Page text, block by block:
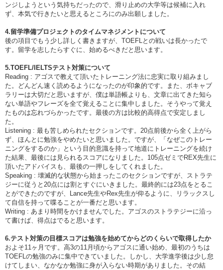
ンジしようという気持ちだったので、滑り止めの大学等は候補に入れ
ず、本気で行きたいと思えるところにのみ出願しました。
4.留学準備プロジェクトのタイムマネジメントについて
後の項目でもう少し詳しく書きますが、TOEFLとの戦いは長かったで
す。留学を志したらすぐに、始めるべきだと思います。
5.TOEFL/IELTSテスト対策について
Reading : アゴスで教えて頂いたトレーニング法に忠実に取り組みまし
た。どんどん速く読めるようになったのが印象的です。また、ボキャブ
ラリーは大切だと思いますが、僕は単語帳よりも、文章に出てきた知ら
ない単語やフレーズを全て覚えることに集中しました。そうやって覚え
たものは忘れづらかったです。最後の方は比較的高得点で安定しまし
た。
Listening : 最も苦しめられたセクションです。20点前後から全く上がら
ず、ほんとに勉強をやめたいと思いました。ですが、「なぜこのトレー
ニングをするのか」という目的意識を持って地道にトレーニングを続け
た結果、最後には見られるスコアになりました。105点ゼミでREX先生に
頂いたアドバイスも、最後の一押しをしてくれました。
Speaking : 壊滅的な状態から始まったこのセクションですが、ストラテ
ジーに従うと20点には割とすぐにいきました。最終的には23点をとるこ
とができたのですが、Lance先生やRex先生が仰るように、リラックスし
て自信を持って喋ることが一番だと思います。
Writing : あまり時間をかけませんでした。アゴスのストラテジーに沿っ
て書けば、得点はでると思います。
6.テスト対策の目標スコアは勉強を始めてからどのくらいで取得したか
およそ11ヶ月です。高3の11月頃からアゴスに通い始め、最初のうちは
TOEFLの勉強のみに集中できていました。しかし、大学進学後は少し怠
けてしまい、なかなか勉強に身が入らない時期がありました。その結